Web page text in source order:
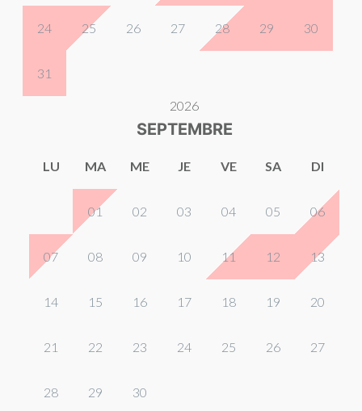
24 25 26 27 28 29 30
31
2026
SEPTEMBRE
LU MA ME JE VE SA DI
01 02 03 04 05 06
07 08 09 10 11 12 13
14 15 16 17 18 19 20
21 22 23 24 25 26 27
28 29 30